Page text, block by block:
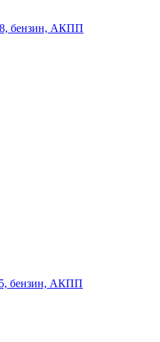
бензин, АКПП
бензин, АКПП